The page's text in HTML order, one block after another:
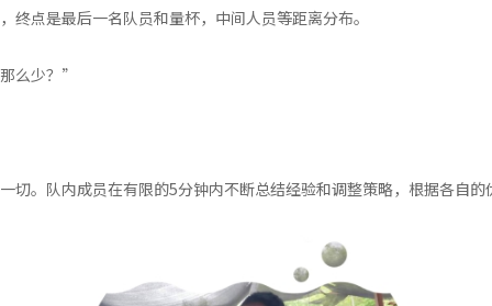
终点是最后一名队员和量杯，中间人员等距离分布。
么少？”
切。队内成员在有限的5分钟内不断总结经验和调整策略，根据各自的